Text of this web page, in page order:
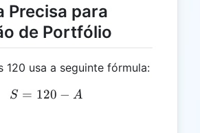
Precisa para
de Portfólio
120 usa a seguinte fórmula:
S = 120 - A
S = 120 − A